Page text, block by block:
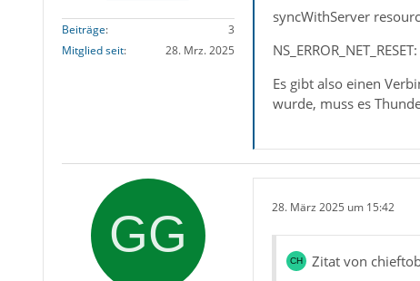
Beiträge
3
Mitglied seit
28. Mrz. 2025
syncWithServer
Es gibt also einen
wurde, muss es
28. März 2025 um 15:42
Zitat von